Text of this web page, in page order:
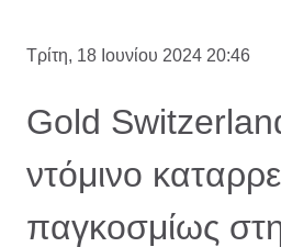
Τρίτη, 18 Ιουνίου 2024 20:46
Gold
ντόμινο
παγκοσμίως